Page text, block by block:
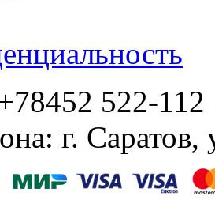
522-112
г. Саратов,